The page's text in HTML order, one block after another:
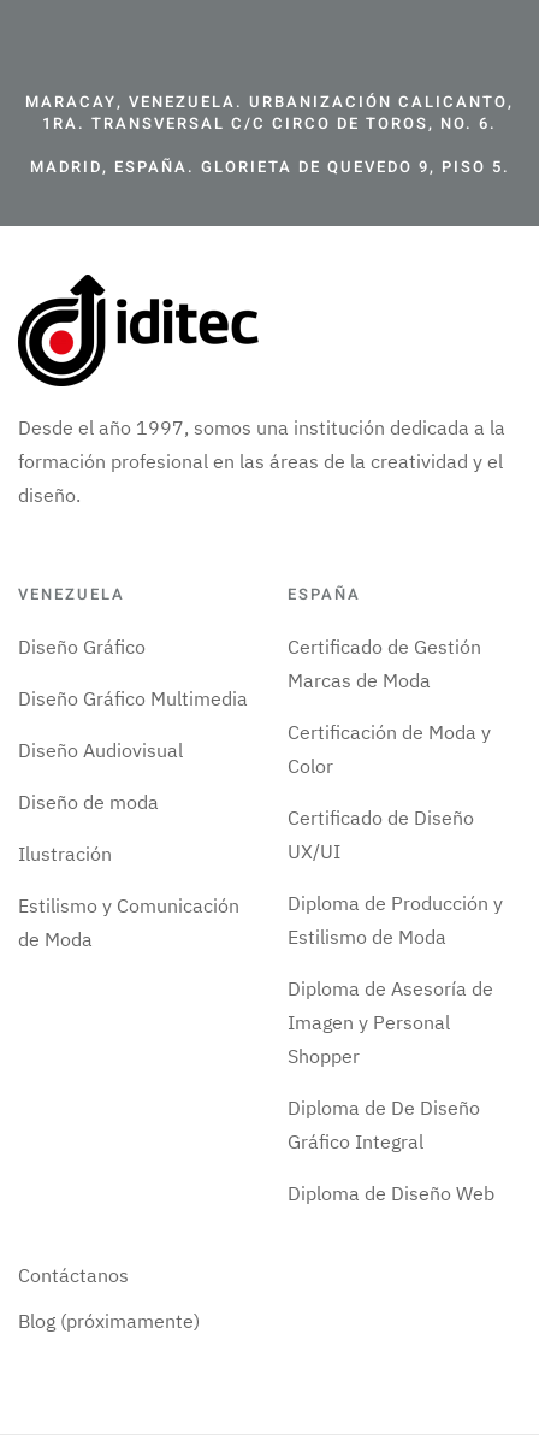
MARACAY, VENEZUELA. URBANIZACIÓN CALICANTO,
1RA. TRANSVERSAL C/C CIRCO DE TOROS, NO. 6.
MADRID, ESPAÑA. GLORIETA DE QUEVEDO 9, PISO 5.
Desde el año 1997, somos una institución dedicada a la
formación profesional en las áreas de la creatividad y el
diseño.
VENEZUELA
Diseño Gráfico
Diseño Gráfico Multimedia
Diseño Audiovisual
Diseño de moda
Ilustración
Estilismo y Comunicación
de Moda
ESPAÑA
Certificado de Gestión
Marcas de Moda
Certificación de Moda y
Color
Certificado de Diseño
UX/UI
Diploma de Producción y
Estilismo de Moda
Diploma de Asesoría de
Imagen y Personal
Shopper
Diploma de De Diseño
Gráfico Integral
Diploma de Diseño Web
Contáctanos
Blog (próximamente)